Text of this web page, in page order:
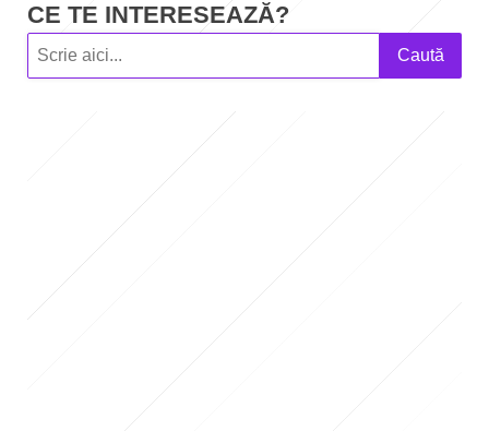
CE TE INTERESEAZĂ?
Caută